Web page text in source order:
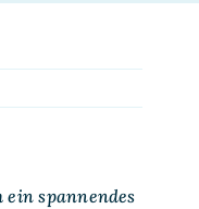
spannendes